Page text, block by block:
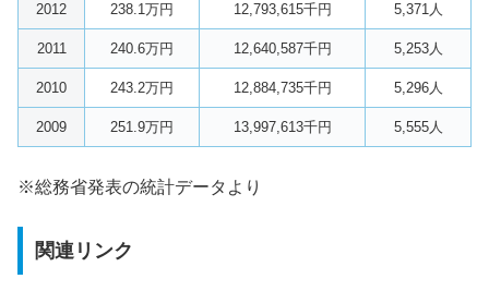
2012 238.1万円 12,793,615千円 5,371人
2011 240.6万円 12,640,587千円 5,253人
2010 243.2万円 12,884,735千円 5,296人
2009 251.9万円 13,997,613千円 5,555人
※総務省発表の統計データより
関連リンク